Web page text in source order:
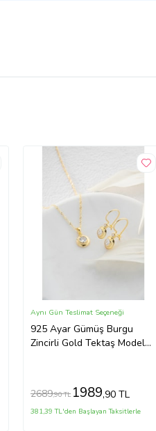
925 Ayar Gümüş Burgu
Zincirli Gold Tektaş Model
Aynı Gün Teslimat Seçeneği
2689,90 TL 1989,90 TL
381,39 TL'den Başlayan Taksitlerle